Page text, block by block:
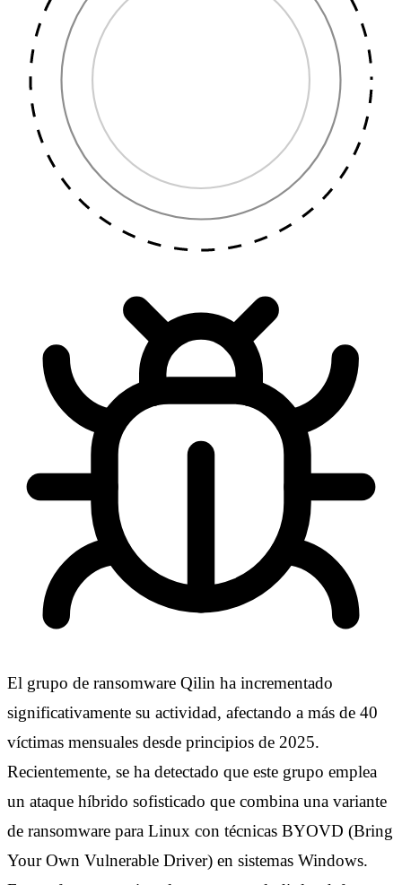
El grupo de ransomware Qilin ha incrementado
significativamente su actividad, afectando a más de 40
víctimas mensuales desde principios de 2025.
Recientemente, se ha detectado que este grupo emplea
un ataque híbrido sofisticado que combina una variante
de ransomware para Linux con técnicas BYOVD (Bring
Your Own Vulnerable Driver) en sistemas Windows.